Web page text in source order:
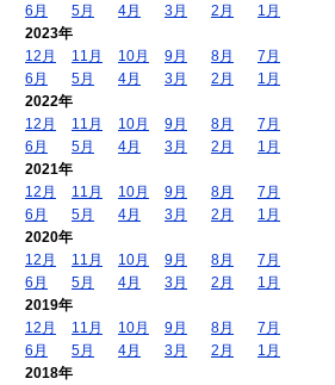
6月
5月 4月 3月 2月
1月
2023年
12月
11月 10月 9月 8月
7月
6月
5月 4月 3月 2月
1月
2022年
12月
11月 10月 9月 8月
7月
6月
5月 4月 3月 2月
1月
2021年
12月
11月 10月 9月 8月
7月
6月
5月 4月 3月 2月
1月
2020年
12月
11月 10月 9月 8月
7月
6月
5月 4月 3月 2月
1月
2019年
12月
11月 10月 9月 8月
7月
6月
5月 4月 3月 2月
1月
2018年